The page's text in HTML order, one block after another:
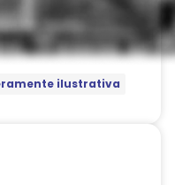
ilustrativa